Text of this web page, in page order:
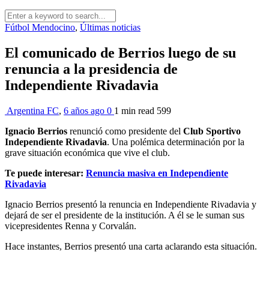
Fútbol Mendocino, Últimas noticias
El comunicado de Berrios luego de su
renuncia a la presidencia de
Independiente Rivadavia
Argentina FC, 6 años ago 0 1 min read 599
Ignacio Berrios renunció como presidente del Club Sportivo
Independiente Rivadavia. Una polémica determinación por la
grave situación económica que vive el club.
Te puede interesar: Renuncia masiva en Independiente
Rivadavia
Ignacio Berrios presentó la renuncia en Independiente Rivadavia y
dejará de ser el presidente de la institución. A él se le suman sus
vicepresidentes Renna y Corvalán.
Hace instantes, Berrios presentó una carta aclarando esta situación.